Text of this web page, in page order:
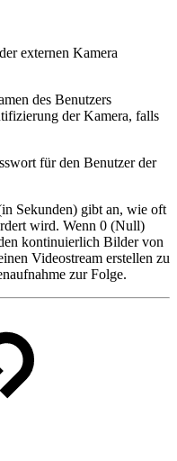
externen Kamera
des Benutzers
der Kamera, falls
für den Benutzer der
Sekunden) gibt an, wie oft
wird. Wenn 0 (Null)
kontinuierlich Bilder von
Videostream erstellen zu
zur Folge.